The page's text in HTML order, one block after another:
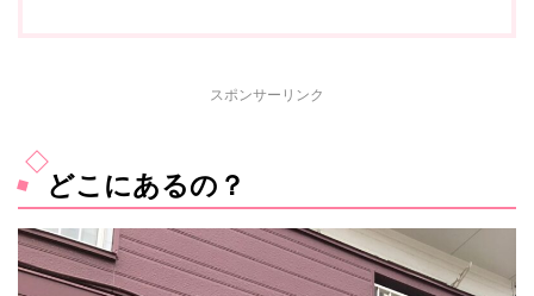
スポンサーリンク
どこにあるの？